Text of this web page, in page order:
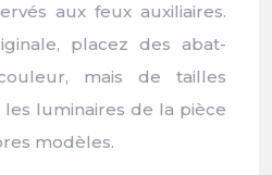
aux feux auxiliaires.
placez des abat-
mais de tailles
luminaires de la pièce
modèles.